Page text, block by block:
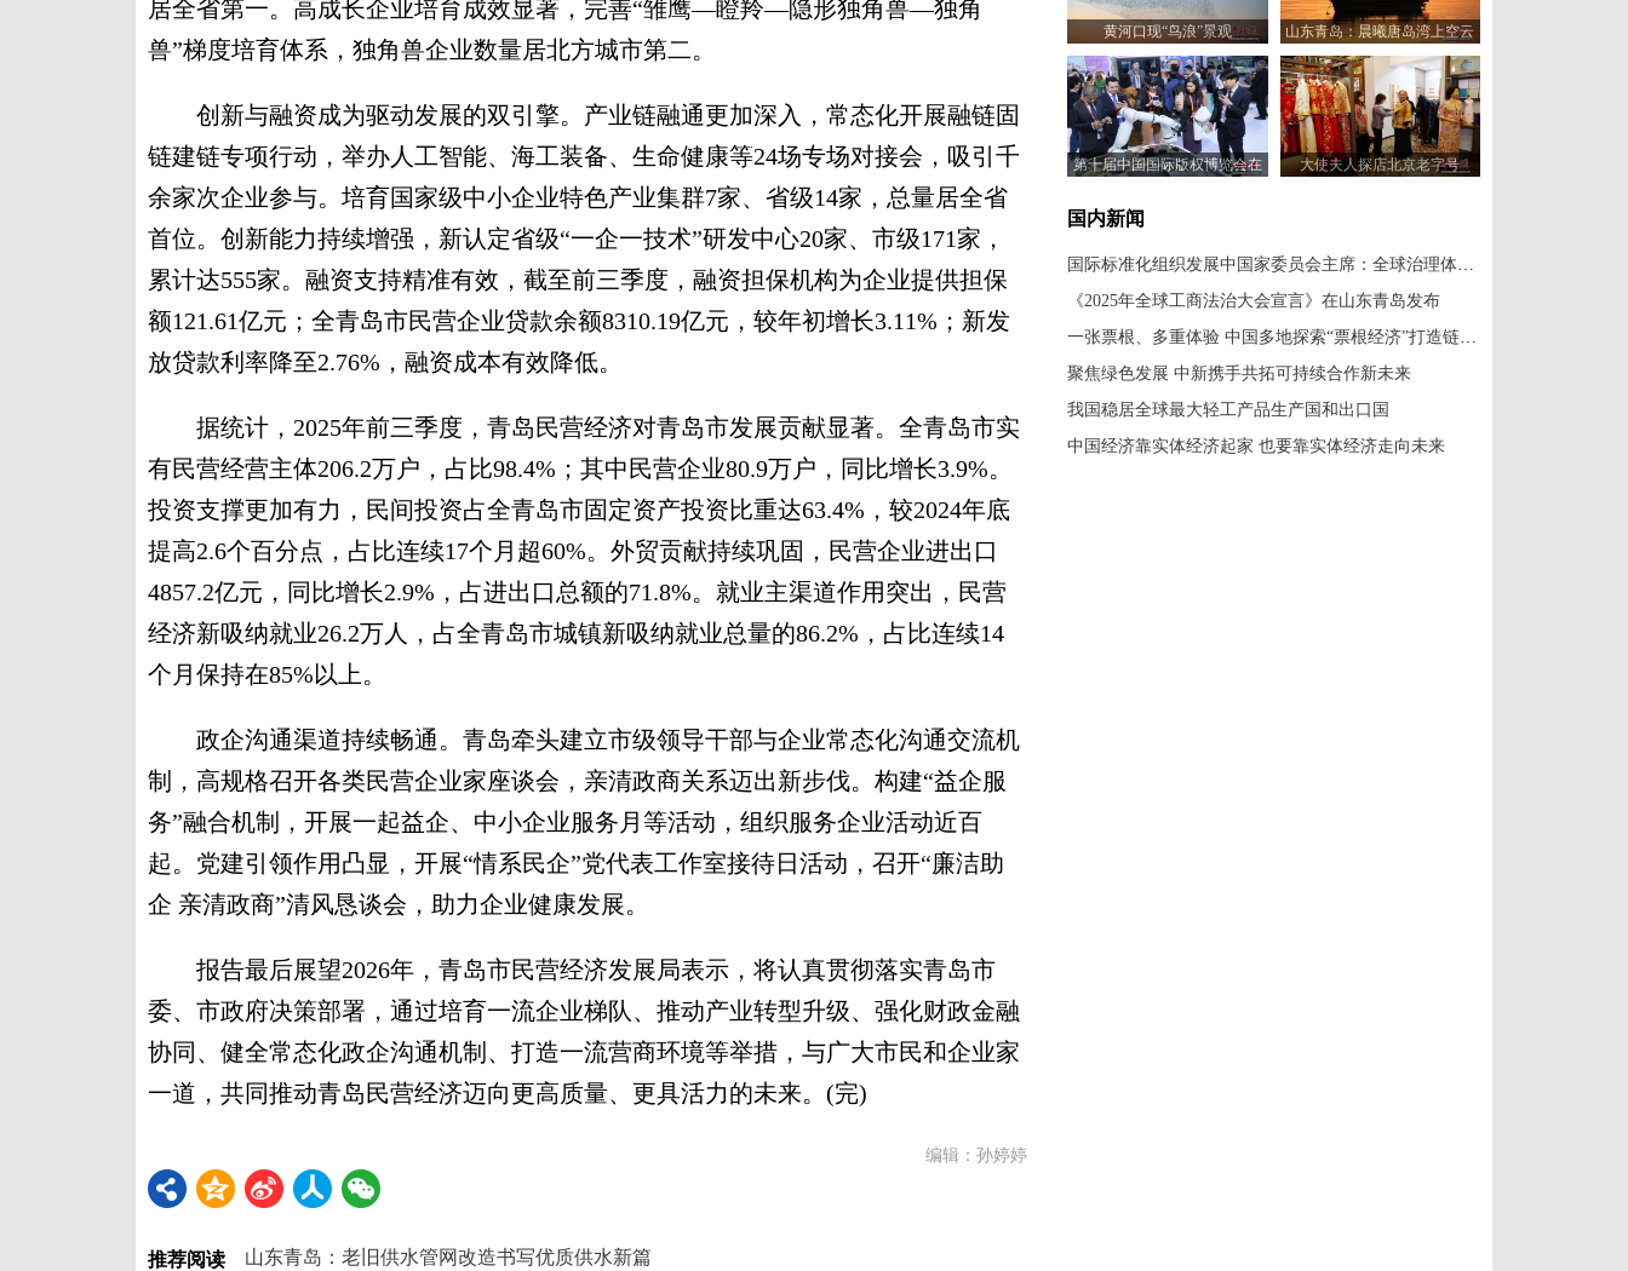
居全省第一。高成长企业培育成效显著，完善“雏鹰—瞪羚—隐形独角兽—独角
兽”梯度培育体系，独角兽企业数量居北方城市第二。
创新与融资成为驱动发展的双引擎。产业链融通更加深入，常态化开展融链固
链建链专项行动，举办人工智能、海工装备、生命健康等24场专场对接会，吸引千
余家次企业参与。培育国家级中小企业特色产业集群7家、省级14家，总量居全省
首位。创新能力持续增强，新认定省级“一企一技术”研发中心20家、市级171家，
累计达555家。融资支持精准有效，截至前三季度，融资担保机构为企业提供担保
额121.61亿元；全青岛市民营企业贷款余额8310.19亿元，较年初增长3.11%；新发
放贷款利率降至2.76%，融资成本有效降低。
据统计，2025年前三季度，青岛民营经济对青岛市发展贡献显著。全青岛市实
有民营经营主体206.2万户，占比98.4%；其中民营企业80.9万户，同比增长3.9%。
投资支撑更加有力，民间投资占全青岛市固定资产投资比重达63.4%，较2024年底
提高2.6个百分点，占比连续17个月超60%。外贸贡献持续巩固，民营企业进出口
4857.2亿元，同比增长2.9%，占进出口总额的71.8%。就业主渠道作用突出，民营
经济新吸纳就业26.2万人，占全青岛市城镇新吸纳就业总量的86.2%，占比连续14
个月保持在85%以上。
政企沟通渠道持续畅通。青岛牵头建立市级领导干部与企业常态化沟通交流机
制，高规格召开各类民营企业家座谈会，亲清政商关系迈出新步伐。构建“益企服
务”融合机制，开展一起益企、中小企业服务月等活动，组织服务企业活动近百
起。党建引领作用凸显，开展“情系民企”党代表工作室接待日活动，召开“廉洁助
企 亲清政商”清风恳谈会，助力企业健康发展。
报告最后展望2026年，青岛市民营经济发展局表示，将认真贯彻落实青岛市
委、市政府决策部署，通过培育一流企业梯队、推动产业转型升级、强化财政金融
协同、健全常态化政企沟通机制、打造一流营商环境等举措，与广大市民和企业家
一道，共同推动青岛民营经济迈向更高质量、更具活力的未来。(完)
编辑：孙婷婷
推荐阅读
山东青岛：老旧供水管网改造书写优质供水新篇
黄河口现“鸟浪”景观
山东青岛：晨曦唐岛湾上空云
霞变幻 宛如油画
第十届中国国际版权博览会在
大使夫人探店北京老字号
国内新闻
国际标准化组织发展中国家委员会主席：全球治理体系改革应共建共享
《2025年全球工商法治大会宣言》在山东青岛发布
一张票根、多重体验 中国多地探索“票根经济”打造链式消费新场景
聚焦绿色发展 中新携手共拓可持续合作新未来
我国稳居全球最大轻工产品生产国和出口国
中国经济靠实体经济起家 也要靠实体经济走向未来